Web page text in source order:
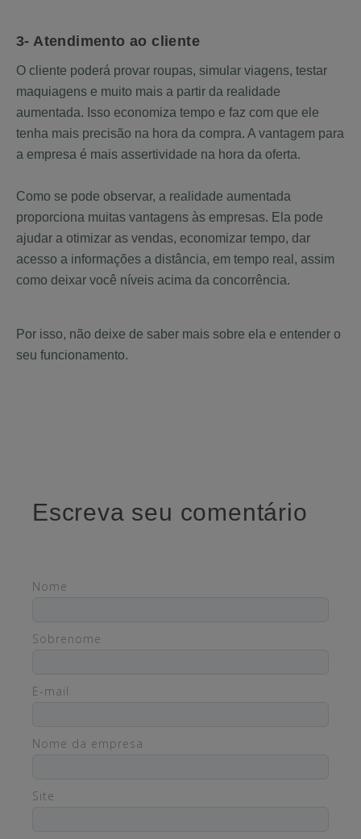
3- Atendimento ao cliente
O cliente poderá provar roupas, simular viagens, testar
maquiagens e muito mais a partir da realidade
aumentada. Isso economiza tempo e faz com que ele
tenha mais precisão na hora da compra. A vantagem para
a empresa é mais assertividade na hora da oferta.
Como se pode observar, a realidade aumentada
proporciona muitas vantagens às empresas. Ela pode
ajudar a otimizar as vendas, economizar tempo, dar
acesso a informações a distância, em tempo real, assim
como deixar você níveis acima da concorrência.
Por isso, não deixe de saber mais sobre ela e entender o
seu funcionamento.
Escreva seu comentário
Nome
Sobrenome
E-mail
Nome da empresa
Site